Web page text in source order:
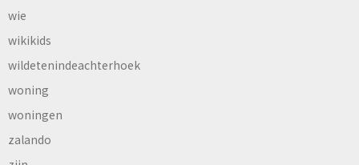
wie
wikikids
wildetenindeachterhoek
woning
woningen
zalando